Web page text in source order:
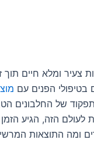
צעיר ומלא חיים תוך
הפנים עם
של החלבונים
הזה, הגיע הזמן
ומה התוצאות